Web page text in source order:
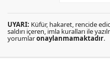
UYARI: Küfür, hakaret, rencide
saldırı içeren, imla kuralları ile
yorumlaronaylanmamaktadır.